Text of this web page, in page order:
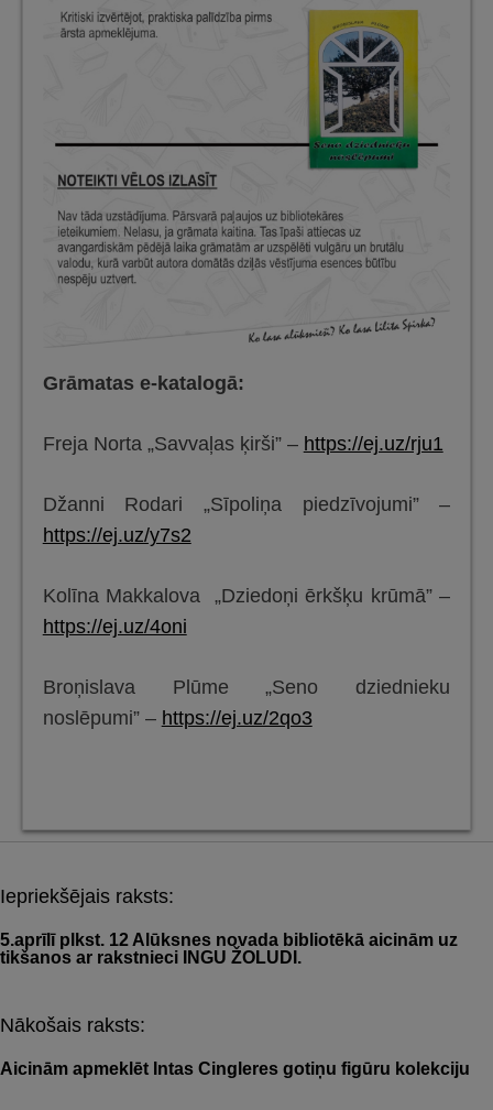
Grāmatas e-katalogā:
Freja Norta „Savvaļas ķirši” – https://ej.uz/rju1
Džanni Rodari „Sīpoliņa piedzīvojumi” –
https://ej.uz/y7s2
Kolīna Makkalova „Dziedoņi ērkšķu krūmā” –
https://ej.uz/4oni
Broņislava Plūme „Seno dziednieku
noslēpumi” – https://ej.uz/2qo3
Post
navigation
Iepriekšējais raksts:
5.aprīlī plkst. 12 Alūksnes novada bibliotēkā aicinām uz
tikšanos ar rakstnieci INGU ŽOLUDI.
Nākošais raksts:
Aicinām apmeklēt Intas Cingleres gotiņu figūru kolekciju